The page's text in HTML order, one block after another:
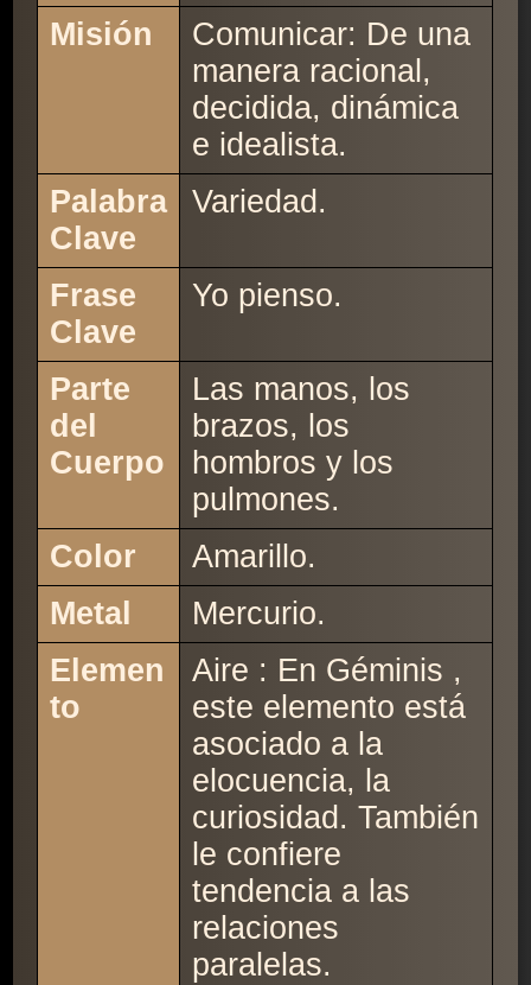
Misión
Comunicar: De una
manera racional,
decidida, dinámica
e idealista.
Palabra
Clave
Variedad.
Frase
Clave
Yo pienso.
Parte
del
Cuerpo
Las manos, los
brazos, los
hombros y los
pulmones.
Color
Amarillo.
Metal
Mercurio.
Elemen
to
Aire : En Géminis ,
este elemento está
asociado a la
elocuencia, la
curiosidad. También
le confiere
tendencia a las
relaciones
paralelas.